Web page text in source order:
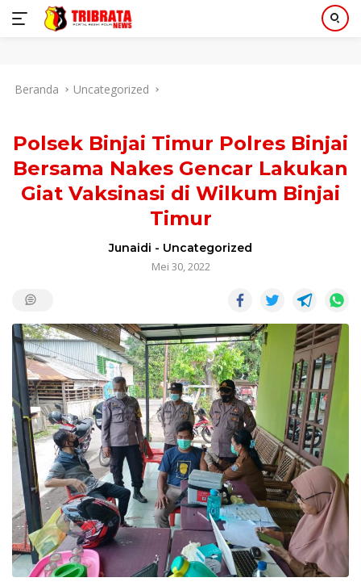
Beranda Uncategorized
Polsek Binjai Timur Polres Binjai
Bersama Nakes Gencar Lakukan
Giat Vaksinasi di Wilkum Binjai
Timur
Junaidi - Uncategorized
Mei 30, 2022